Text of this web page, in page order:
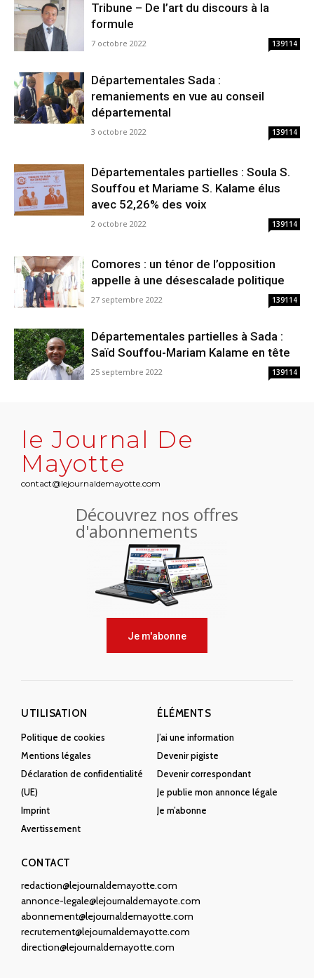
Tribune – De l’art du discours à la
formule
7 octobre 2022 139114
Départementales Sada :
remaniements en vue au conseil
départemental
3 octobre 2022 139114
Départementales partielles : Soula S.
Souffou et Mariame S. Kalame élus
avec 52,26% des voix
2 octobre 2022 139114
Comores : un ténor de l’opposition
appelle à une désescalade politique
27 septembre 2022 139114
Départementales partielles à Sada :
Saïd Souffou-Mariam Kalame en tête
25 septembre 2022 139114
le Journal De
Mayotte
contact@lejournaldemayotte.com
Découvrez nos offres
d'abonnements
Je m'abonne
UTILISATION
Politique de cookies
Mentions légales
Déclaration de confidentialité
(UE)
Imprint
Avertissement
ÉLÉMENTS
J’ai une information
Devenir pigiste
Devenir correspondant
Je publie mon annonce légale
Je m’abonne
CONTACT
redaction@lejournaldemayotte.com
annonce-legale@lejournaldemayote.com
abonnement@lejournaldemayotte.com
recrutement@lejournaldemayotte.com
direction@lejournaldemayotte.com